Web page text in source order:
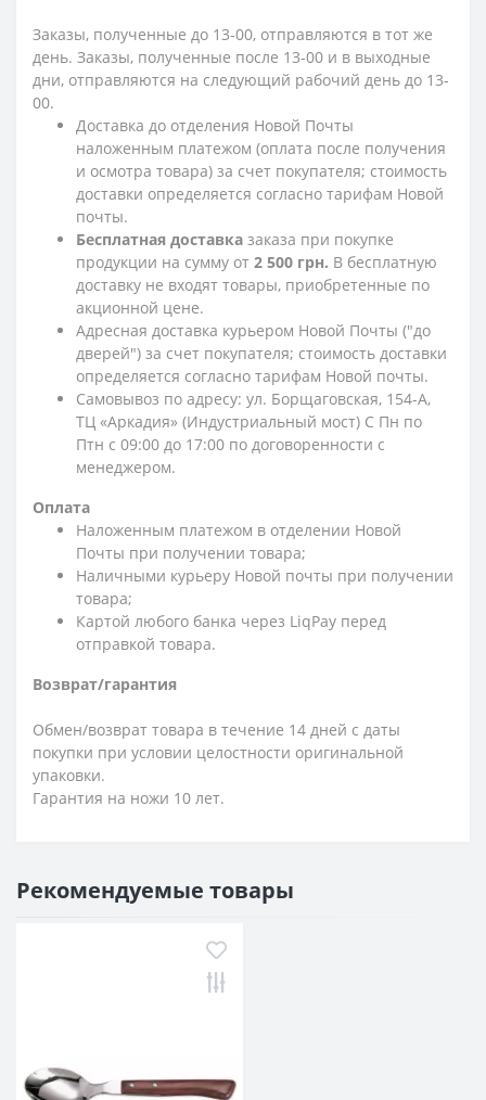
Заказы, полученные до 13-00, отправляются в тот же
день. Заказы, полученные после 13-00 и в выходные
дни, отправляются на следующий рабочий день до 13-
00.
Доставка до отделения Новой Почты
наложенным платежом (оплата после получения
и осмотра товара) за счет покупателя; стоимость
доставки определяется согласно тарифам Новой
почты.
Бесплатная доставка заказа при покупке
продукции на сумму от 2 500 грн. В бесплатную
доставку не входят товары, приобретенные по
акционной цене.
Адресная доставка курьером Новой Почты ("до
дверей") за счет покупателя; стоимость доставки
определяется согласно тарифам Новой почты.
Самовывоз по адресу: ул. Борщаговская, 154-А,
ТЦ «Аркадия» (Индустриальный мост) С Пн по
Птн с 09:00 до 17:00 по договоренности с
менеджером.
Оплата
Наложенным платежом в отделении Новой
Почты при получении товара;
Наличными курьеру Новой почты при получении
товара;
Картой любого банка через LiqPay перед
отправкой товара.
Возврат/гарантия
Обмен/возврат товара в течение 14 дней с даты
покупки при условии целостности оригинальной
упаковки.
Гарантия на ножи 10 лет.
Рекомендуемые товары